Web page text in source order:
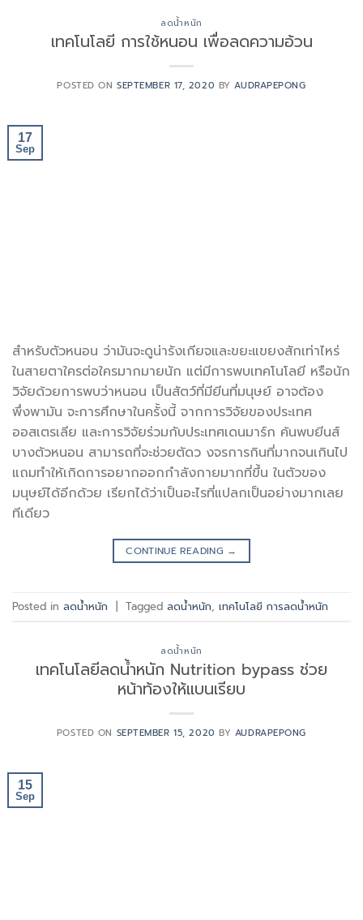
ลดน้ำหนัก
เทคโนโลยี การใช้หนอน เพื่อลดความอ้วน
POSTED ONSEPTEMBER 17, 2020 BYAUDRAPEPONG
17
Sep
สำหรับตัวหนอน ว่ามันจะดูน่ารังเกียจและขยะแขยงสักเท่าไหร่
ในสายตาใครต่อใครมากมายนัก แต่มีการพบเทคโนโลยี หรือนัก
วิจัยด้วยการพบว่าหนอน เป็นสัตว์ที่มียีนที่มนุษย์ อาจต้อง
พึ่งพามัน จะการศึกษาในครั้งนี้ จากการวิจัยของประเทศ
ออสเตรเลีย และการวิจัยร่วมกับประเทศเดนมาร์ก ค้นพบยีนส์
บางตัวหนอน สามารถที่จะช่วยตัดว งจรการกินที่มากจนเกินไป
แถมทำให้เกิดการอยากออกกำลังกายมากที่ขึ้น ในตัวของ
มนุษย์ได้อีกด้วย เรียกได้ว่าเป็นอะไรที่แปลกเป็นอย่างมากเลย
ทีเดียว
CONTINUE READING →
Posted in ลดน้ำหนัก | Tagged ลดน้ำหนัก, เทคโนโลยี การลดน้ำหนัก
ลดน้ำหนัก
เทคโนโลยีลดน้ำหนัก Nutrition bypass ช่วย
หน้าท้องให้แบนเรียบ
POSTED ON SEPTEMBER 15, 2020 BY AUDRAPEPONG
15
Sep